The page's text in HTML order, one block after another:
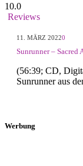
10.0
Reviews
11. MÄRZ 20220
Sunrunner – Sacred
(56:39; CD,
Sunrunner aus
Werbung